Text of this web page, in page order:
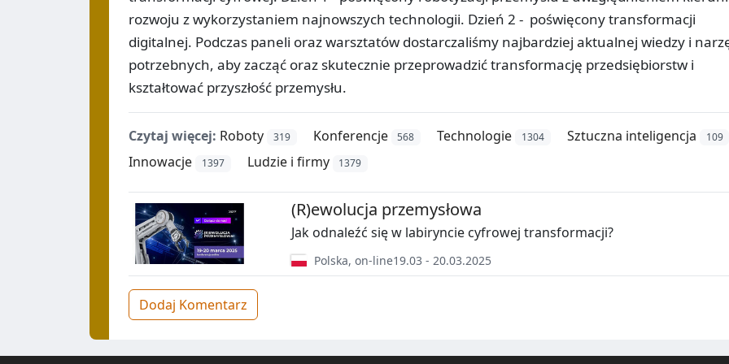
rozwoju z wykorzystaniem najnowszych technologii. Dzień 2 - poświęcony transformacji
digitalnej. Podczas paneli oraz warsztatów dostarczaliśmy najbardziej aktualnej wiedzy i
potrzebnych, aby zacząć oraz skutecznie przeprowadzić transformację przedsiębiorstw i
kształtować przyszłość przemysłu.
Czytaj więcej: Roboty 319 Konferencje 568 Technologie 1304 Sztuczna inteligencja 109
Innowacje 1397 Ludzie i firmy 1379
(R)ewolucja przemysłowa
Jak odnaleźć się w labiryncie cyfrowej transformacji?
Polska, on-line19.03 - 20.03.2025
Dodaj Komentarz